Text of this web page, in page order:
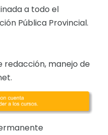
a todo el
Pública Provincial.
redacción, manejo de